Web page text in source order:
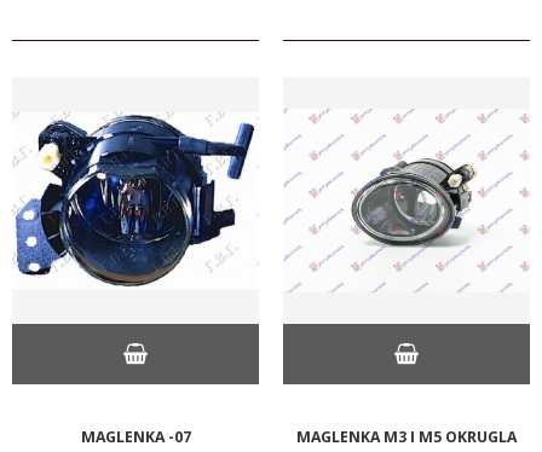
MAGLENKA -07 MAGLENKA M3 I M5 OKRUGLA